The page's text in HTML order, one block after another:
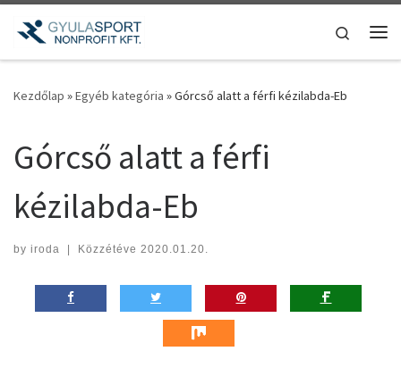
Teljes tartalom megjelenítése
Search
Kezdőlap »Egyéb kategória »Górcső alatt a férfi kézilabda-Eb
Górcső alatt a férfi
kézilabda-Eb
by iroda | Közzétéve 2020.01.20.